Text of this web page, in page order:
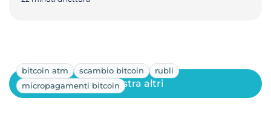
bitcoin atm scambio bitcoin
rubli
micropagamenti bitcoinMostra altri